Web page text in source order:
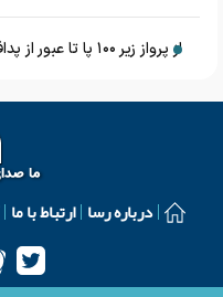
از پرواز زیر ۱۰۰ پا تا عبور از پدافند‌های گسترده دشمن
درباره رسا ارتباط با ما